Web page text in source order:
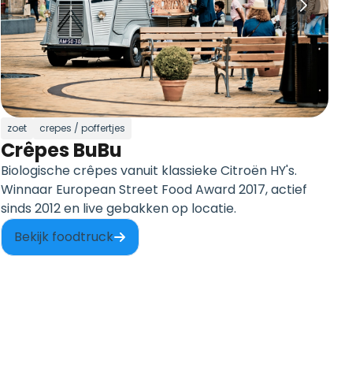
zoet crepes / poffertjes
Crêpes BuBu
Biologische crêpes vanuit klassieke Citroën HY's.
Winnaar European Street Food Award 2017, actief
sinds 2012 en live gebakken op locatie.
Bekijk foodtruck